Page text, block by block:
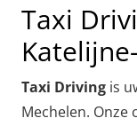
Taxi
Taxi Driving is
Mechelen. Onze